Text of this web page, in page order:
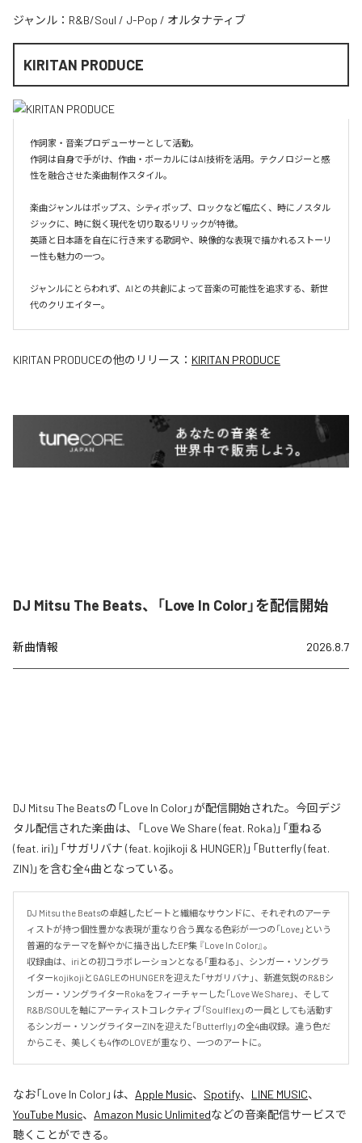
ジャンル： R&B/Soul / J-Pop / オルタナティブ
KIRITAN PRODUCE
作詞家・音楽プロデューサーとして活動。
作詞は自身で手がけ、作曲・ボーカルにはAI技術を活用。テクノロジーと感
性を融合させた楽曲制作スタイル。
楽曲ジャンルはポップス、シティポップ、ロックなど幅広く、時にノスタル
ジックに、時に鋭く現代を切り取るリリックが特徴。
英語と日本語を自在に行き来する歌詞や、映像的な表現で描かれるストーリ
ー性も魅力の一つ。
ジャンルにとらわれず、AIとの共創によって音楽の可能性を追求する、新世
代のクリエイター。
KIRITAN PRODUCEの他のリリース： KIRITAN PRODUCE
DJ Mitsu The Beats、「Love In Color」を配信開始
新曲情報 2026.8.7
DJ Mitsu The Beatsの「Love In Color」が配信開始された。今回デジ
タル配信された楽曲は、「Love We Share (feat. Roka)」「重ねる
(feat. iri)」「サガリバナ (feat. kojikoji & HUNGER)」「Butterfly (feat.
ZIN)」を含む全4曲となっている。
DJ Mitsu the Beatsの卓越したビートと繊細なサウンドに、それぞれのアーテ
ィストが持つ個性豊かな表現が重なり合う異なる色彩が一つの「Love」という
普遍的なテーマを鮮やかに描き出したEP集 『Love In Color』。
収録曲は、iriとの初コラボレーションとなる「重ねる」、シンガー・ソングラ
イターkojikojiとGAGLEのHUNGERを迎えた「サガリバナ」、新進気鋭のR&Bシ
ンガー・ソングライターRokaをフィーチャーした「Love We Share」、そして
R&B/SOULを軸にアーティストコレクティブ「Soulflex」の一員としても活動す
るシンガー・ソングライターZINを迎えた「Butterfly」の全4曲収録。違う色だ
からこそ、美しくも4作のLOVEが重なり、一つのアートに。
なお「Love In Color」は、 Apple Music、 Spotify、 LINE MUSIC、
YouTube Music、 Amazon Music Unlimitedなどの音楽配信サービスで
聴くことができる。